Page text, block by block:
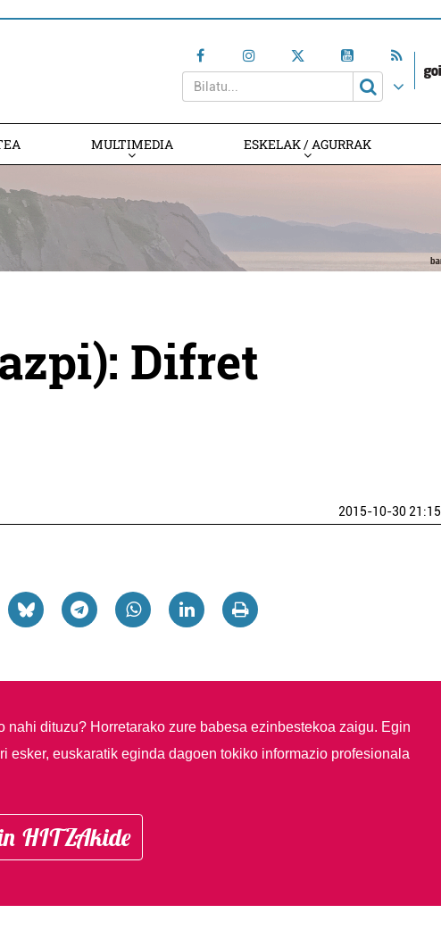
MULTIMEDIA ESKELAK / AGURRAK
Difret
2015-10-30 21:15
nahi dituzu? Horretarako zure babesa ezinbestekoa zaigu. Egin
esker, euskaratik eginda dagoen tokiko informazio profesionala
HITZAkide